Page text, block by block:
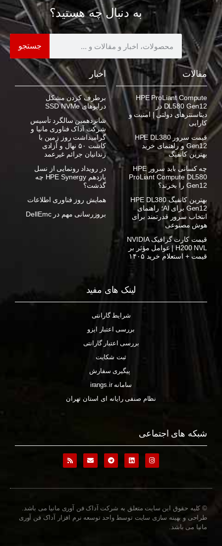
به دنبال چه هستید؟
جستجو
مقالات
HPE ProLiant Compute
DL580 Gen12 در
دیتاسنترهای دولتی | امنیت و
کارایی
قیمت سرور HPE DL380
Gen12 و راهنمای خرید
بهترین کانفیگ
چه کسانی باید سرور HPE
ProLiant Compute DL580
Gen12 را بخرند؟
بهترین کانفیگ HPE DL380
Gen12 برای AI؛ راهنمای
انتخاب سرور قدرتمند برای
هوش مصنوعی
قیمت کارت گرافیک NVIDIA
H200 NVL | عوامل مؤثر بر
قیمت + استعلام خرید ۱۴۰۵
اخبار
برطرف کردن مشکل
درایوهای SSD NVMe
شانزدهمین سالگرد تأسیس
شرکت آداک فناوری مانیا و
گرامیداشت روز زمین با
کاشت ۵۰ نهال و آزادی
زندانیان جرائم غیرعمد
در رویداد رونمایی از نسل
یازدهم HPE Synergy چه
گذشت؟
همایش روز فناوری اطلاعات
بروزرسانی مهم در DellEmc
لینک های مفید
شرایط گارانتی
بررسی اعتبار ایزو
بررسی اعتبار گارانتی
ثبت شکایت
پیگیری سفارش
سامانه irangs.ir
نظام صنفی رایانه ای استان تهران
شبکه های اجتماعی
© کلیه حقوق این سایت متعلق به شرکت آداک فن آوری مانیا می باشد.
طراحی و بهینه سازی سایت توسط واحد توسعه نرم افزار آداک فن آوری
مانیا می باشد.